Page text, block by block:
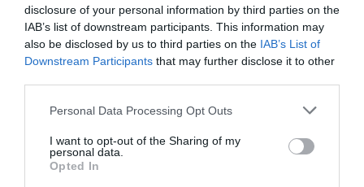
disclosure of your personal information by third parties on the
IAB’s list of downstream participants. This information may
also be disclosed by us to third parties on the IAB’s List of
Downstream Participants that may further disclose it to other
Please note that this website/app uses one or more Google
not limited to your visit or usage behaviour. You may click to
grant or deny consent to Google and its third-party tags to
use your data for below specified purposes in below Google
Personal Data Processing Opt Outs
I want to opt-out of the Sharing of my
personal data.
Opted In